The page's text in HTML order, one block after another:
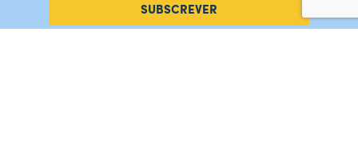
SUBSCREVER